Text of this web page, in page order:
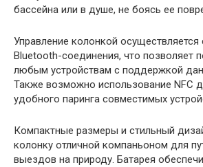
бассейна или в душе, не боясь ее
Управление колонкой
Bluetooth-соединения, что позволяет
любым устройствам с поддержкой
Также возможно использование NFC
удобного паринга совместимых
Компактные размеры и стильный
колонку отличной компаньоном для
выездов на природу. Батарея